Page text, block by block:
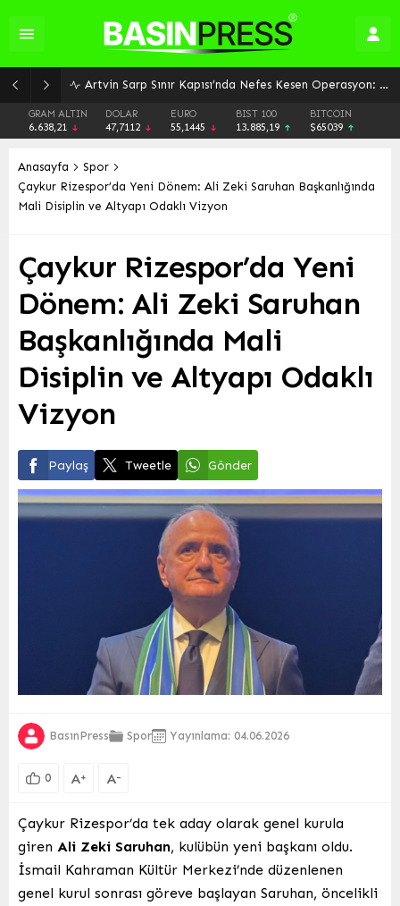
Adalet Bakanı Gürlek: Muhsin Yazıcıoğlu Soruşturmasında Tüm İhtimaller Değerlendiriliyor, FETÖ Bağlantısı Dahil Araştırılıyor
GRAM ALTIN
6.638,21
DOLAR
47,7112
EURO
55,1445
BIST 100
13.885,19
BITCOIN
$65039
Anasayfa
Spor
Çaykur Rizespor’da Yeni Dönem: Ali Zeki Saruhan Başkanlığında
Mali Disiplin ve Altyapı Odaklı Vizyon
Çaykur Rizespor’da Yeni
Dönem: Ali Zeki Saruhan
Başkanlığında Mali
Disiplin ve Altyapı Odaklı
Vizyon
Paylaş Tweetle Gönder
BasınPress Spor Yayınlama: 04.06.2026
0 A+ A-
Çaykur Rizespor’da tek aday olarak genel kurula
giren Ali Zeki Saruhan, kulübün yeni başkanı oldu.
İsmail Kahraman Kültür Merkezi’nde düzenlenen
genel kurul sonrası göreve başlayan Saruhan, öncelikli